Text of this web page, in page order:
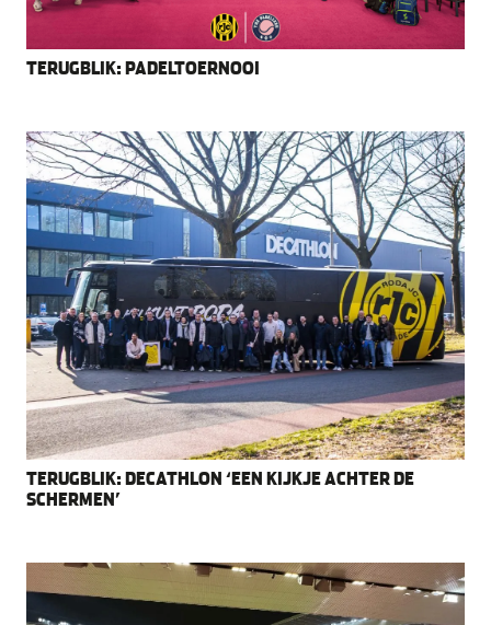
TERUGBLIK: PADELTOERNOOI
TERUGBLIK: DECATHLON ‘EEN KIJKJE ACHTER DE
SCHERMEN’